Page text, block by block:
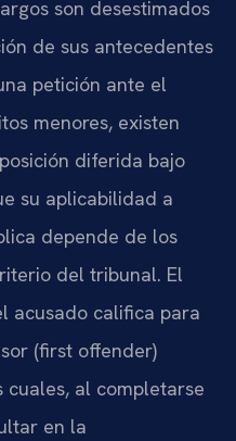
son desestimados
de sus antecedentes
petición ante el
menores, existen
diferida bajo
su aplicabilidad a
depende de los
del tribunal. El
acusado califica para
(first offender)
cuales, al completarse
en la